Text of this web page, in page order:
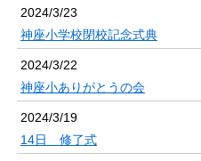
2024/3/23
神座小学校閉校記念式典
2024/3/22
神座小ありがとうの会
2024/3/19
14日 修了式